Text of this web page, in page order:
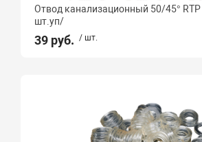
Отвод канализационный 50/45°
шт.уп/
39 руб. / шт.